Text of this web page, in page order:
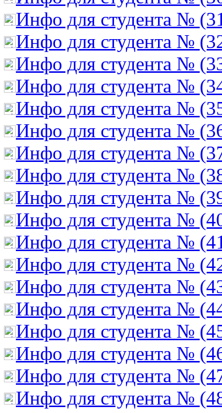
Инфо для студента №
Инфо для студента №
Инфо для студента №
Инфо для студента №
Инфо для студента №
Инфо для студента №
Инфо для студента №
Инфо для студента №
Инфо для студента №
Инфо для студента №
Инфо для студента №
Инфо для студента №
Инфо для студента №
Инфо для студента №
Инфо для студента №
Инфо для студента №
Инфо для студента №
Инфо для студента №